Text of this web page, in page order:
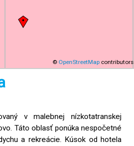
© OpenStreetMap contributors
v malebnej nízkotatranskej
Táto oblasť ponúka nespočetné
a rekreácie. Kúsok od hotela